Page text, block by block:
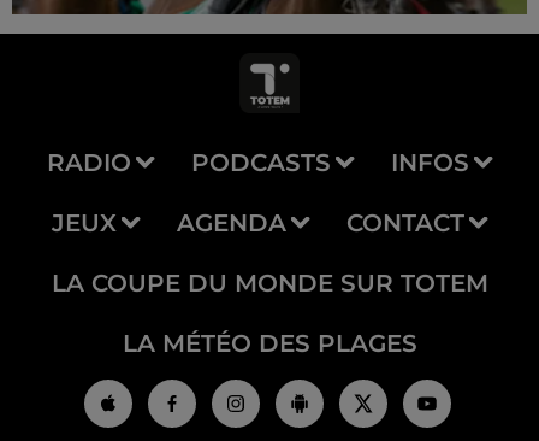
RADIO PODCASTS INFOS
JEUX AGENDA CONTACT
LA COUPE DU MONDE SUR TOTEM
LA MÉTÉO DES PLAGES